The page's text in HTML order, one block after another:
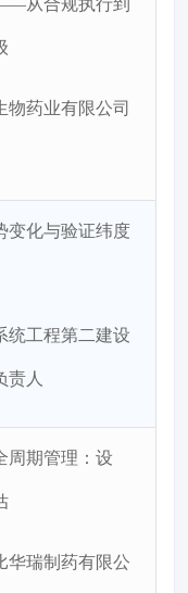
物药业有限公司
变化与验证纬度
统工程第二建设
责人
周期管理：设
华瑞制药有限公